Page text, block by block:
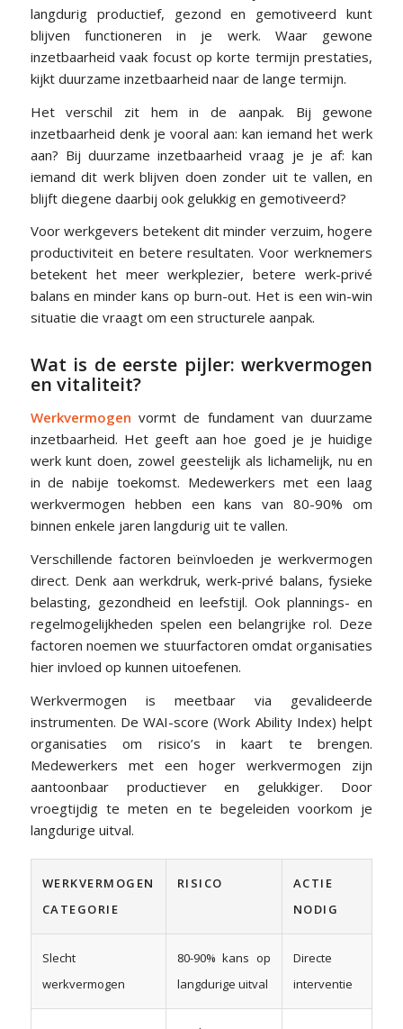
langdurig productief, gezond en gemotiveerd kunt
blijven functioneren in je werk. Waar gewone
inzetbaarheid vaak focust op korte termijn prestaties,
kijkt duurzame inzetbaarheid naar de lange termijn.
Het verschil zit hem in de aanpak. Bij gewone
inzetbaarheid denk je vooral aan: kan iemand het werk
aan? Bij duurzame inzetbaarheid vraag je je af: kan
iemand dit werk blijven doen zonder uit te vallen, en
blijft diegene daarbij ook gelukkig en gemotiveerd?
Voor werkgevers betekent dit minder verzuim, hogere
productiviteit en betere resultaten. Voor werknemers
betekent het meer werkplezier, betere werk-privé
balans en minder kans op burn-out. Het is een win-win
situatie die vraagt om een structurele aanpak.
Wat is de eerste pijler: werkvermogen
en vitaliteit?
Werkvermogen vormt de fundament van duurzame
inzetbaarheid. Het geeft aan hoe goed je je huidige
werk kunt doen, zowel geestelijk als lichamelijk, nu en
in de nabije toekomst. Medewerkers met een laag
werkvermogen hebben een kans van 80-90% om
binnen enkele jaren langdurig uit te vallen.
Verschillende factoren beïnvloeden je werkvermogen
direct. Denk aan werkdruk, werk-privé balans, fysieke
belasting, gezondheid en leefstijl. Ook plannings- en
regelmogelijkheden spelen een belangrijke rol. Deze
factoren noemen we stuurfactoren omdat organisaties
hier invloed op kunnen uitoefenen.
Werkvermogen is meetbaar via gevalideerde
instrumenten. De WAI-score (Work Ability Index) helpt
organisaties om risico’s in kaart te brengen.
Medewerkers met een hoger werkvermogen zijn
aantoonbaar productiever en gelukkiger. Door
vroegtijdig te meten en te begeleiden voorkom je
langdurige uitval.
WERKVERMOGEN
CATEGORIE
RISICO
ACTIE
NODIG
Slecht
werkvermogen
80-90% kans op
langdurige uitval
Directe
interventie